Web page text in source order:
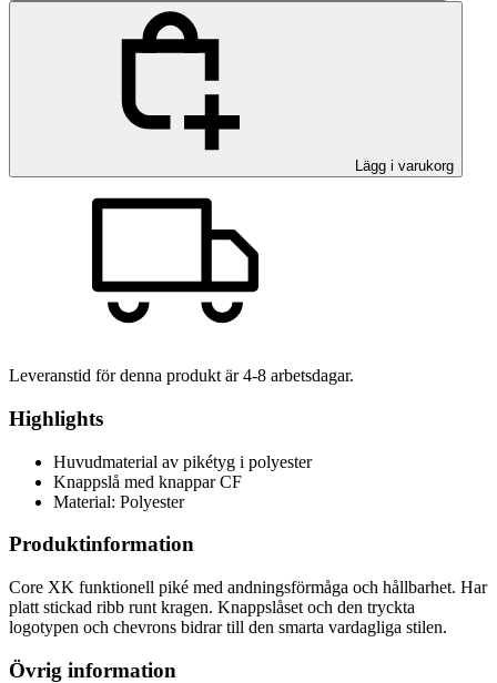
Lägg i varukorg
Leveranstid för denna produkt är4-8 arbetsdagar.
Highlights
Huvudmaterial av pikétyg i polyester
Knappslå med knappar CF
Material: Polyester
Produktinformation
Core XK funktionell piké med andningsförmåga och hållbarhet. Har
platt stickad ribb runt kragen. Knappslåset och den tryckta
logotypen och chevrons bidrar till den smarta vardagliga stilen.
Övrig information